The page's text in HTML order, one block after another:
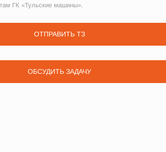
ГК «Тульские машины».
ОТПРАВИТЬ ТЗ
ОБСУДИТЬ ЗАДАЧУ